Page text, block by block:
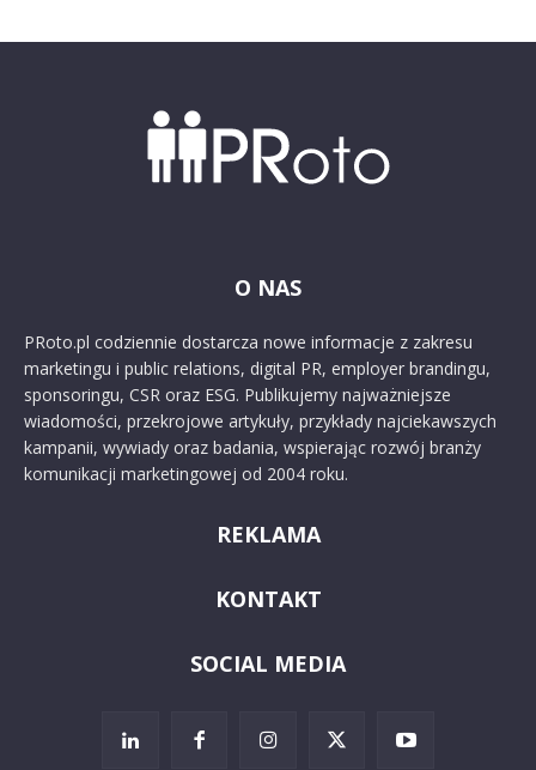
O NAS
PRoto.pl codziennie dostarcza nowe informacje z zakresu
marketingu i public relations, digital PR, employer brandingu,
sponsoringu, CSR oraz ESG. Publikujemy najważniejsze
wiadomości, przekrojowe artykuły, przykłady najciekawszych
kampanii, wywiady oraz badania, wspierając rozwój branży
komunikacji marketingowej od 2004 roku.
REKLAMA
KONTAKT
SOCIAL MEDIA